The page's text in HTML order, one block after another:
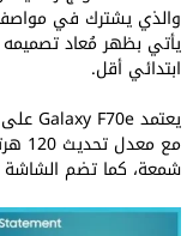
والذي يشترك في
يأتي بظهر مُعاد
ابتدائي أقل.
شمعة، كما تضم الشاشة كاميرا